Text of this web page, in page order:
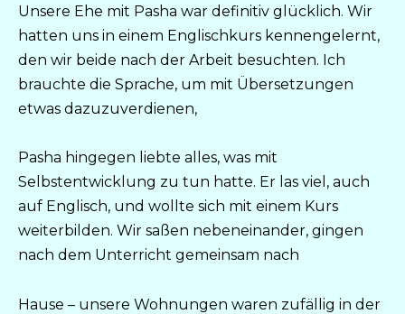
Unsere Ehe mit Pasha war definitiv glücklich. Wir
hatten uns in einem Englischkurs kennengelernt,
den wir beide nach der Arbeit besuchten. Ich
brauchte die Sprache, um mit Übersetzungen
etwas dazuzuverdienen,
Pasha hingegen liebte alles, was mit
Selbstentwicklung zu tun hatte. Er las viel, auch
auf Englisch, und wollte sich mit einem Kurs
weiterbilden. Wir saßen nebeneinander, gingen
nach dem Unterricht gemeinsam nach
Hause – unsere Wohnungen waren zufällig in der